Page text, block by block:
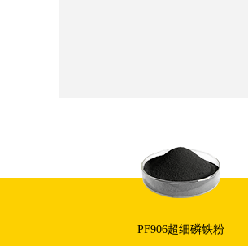
PF906超细磷铁粉